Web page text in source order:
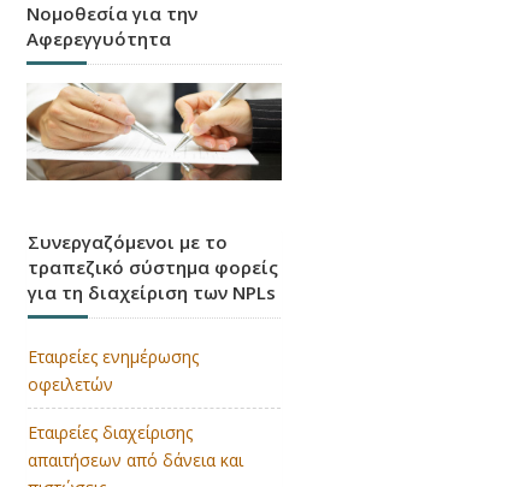
Νομοθεσία για την
Αφερεγγυότητα
Συνεργαζόμενοι με το
τραπεζικό σύστημα φορείς
για τη διαχείριση των NPLs
Εταιρείες ενημέρωσης
οφειλετών
Εταιρείες διαχείρισης
απαιτήσεων από δάνεια και